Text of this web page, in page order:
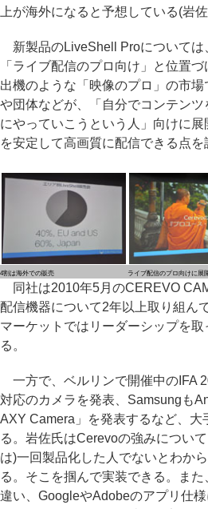
上が海外になると予想している(岩
新製品のLiveShell Proについては
「ライブ配信のプロ向け」と位置
出機のような「映像のプロ」の市
や団体などが、「自分でコンテン
にやっていこうという人」向けに
を安定して高画質に配信できる点を
4割は海外での販売 ライブ配信のプロ向けに展
同社は2010年5月のCEREVO
配信機器について2年以上取り組ん
マーケットではリーダーシップを
る。
一方で、ベルリンで開催中のIFA
対応のカメラを発表、Samsungも
AXY Camera」を発表するなど、大
る。岩佐氏はCerevoの強みについ
は)一回製品化した人でないとわか
る。そこを掴んで実装できる。ま
違い、GoogleやAdobeのアプリ仕